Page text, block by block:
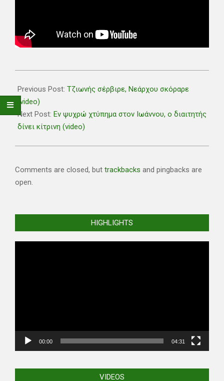
02-
23
Previous Post: Τζιωνής σέρβιρε, Νεάρχου σκόραρε
(video)
Next Post: Εν ψυχρώ χτύπημα στον Ιωάννου, ο διαιτητής
δίνει κίτρινη (video)
Comments are closed, but trackbacks and pingbacks are
open.
HIGHLIGHTS
00:00 04:31
VIDEOS